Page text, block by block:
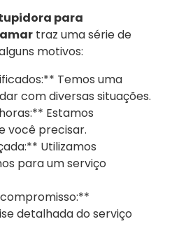
para
traz uma série de
motivos:
Temos uma
com diversas situações.
Estamos
você precisar.
Utilizamos
para um serviço
detalhada do serviço